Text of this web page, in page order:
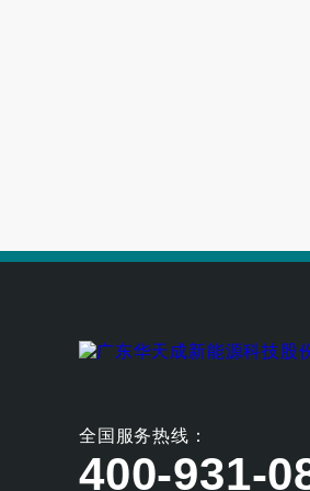
全国服务热线：
400-931-